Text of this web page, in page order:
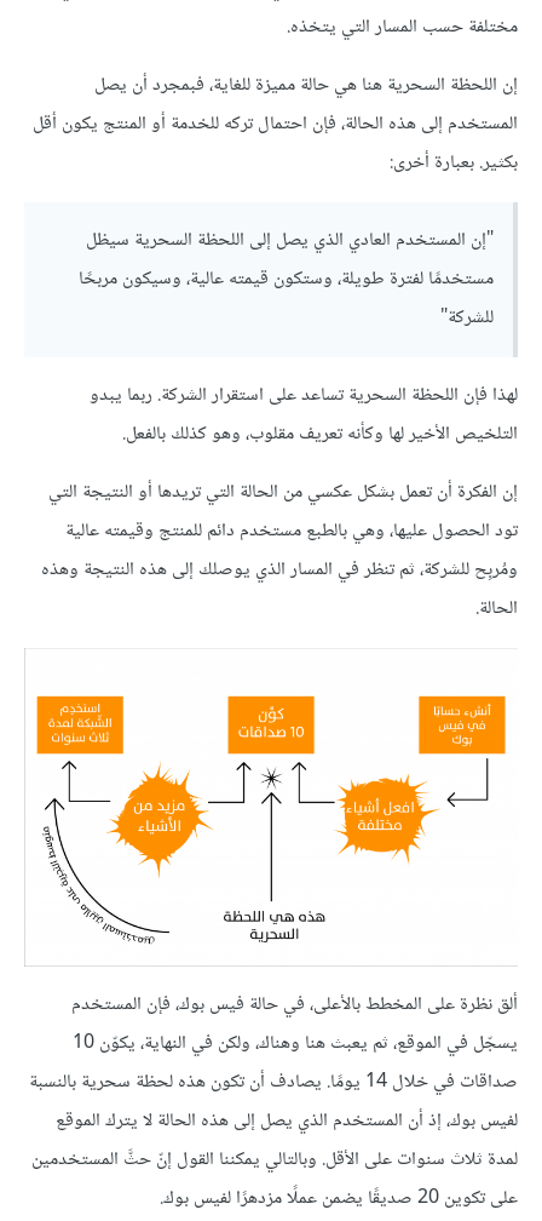
مختلفة حسب المسار التي يتخذه.
إن اللحظة السحرية هنا هي حالة مميزة للغاية، فبمجرد أن يصل
المستخدم إلى هذه الحالة، فإن احتمال تركه للخدمة أو المنتج يكون أقل
بكثير. بعبارة أخرى:
"إن المستخدم العادي الذي يصل إلى اللحظة السحرية سيظل
مستخدمًا لفترة طويلة، وستكون قيمته عالية، وسيكون مربحًا
للشركة"
لهذا فإن اللحظة السحرية تساعد على استقرار الشركة. ربما يبدو
التلخيص الأخير لها وكأنه تعريف مقلوب، وهو كذلك بالفعل.
إن الفكرة أن تعمل بشكل عكسي من الحالة التي تريدها أو النتيجة التي
تود الحصول عليها، وهي بالطبع مستخدم دائم للمنتج وقيمته عالية
ومُربِح للشركة، ثم تنظر في المسار الذي يوصلك إلى هذه النتيجة وهذه
الحالة.
ألق نظرة على المخطط بالأعلى، في حالة فيس بوك، فإن المستخدم
يسجّل في الموقع، ثم يعبث هنا وهناك، ولكن في النهاية، يكوّن 10
صداقات في خلال 14 يومًا. يصادف أن تكون هذه لحظة سحرية بالنسبة
لفيس بوك، إذ أن المستخدم الذي يصل إلى هذه الحالة لا يترك الموقع
لمدة ثلاث سنوات على الأقل. وبالتالي يمكننا القول إنّ حثَّ المستخدمين
على تكوين 20 صديقًا يضمن عملًا مزدهرًا لفيس بوك.